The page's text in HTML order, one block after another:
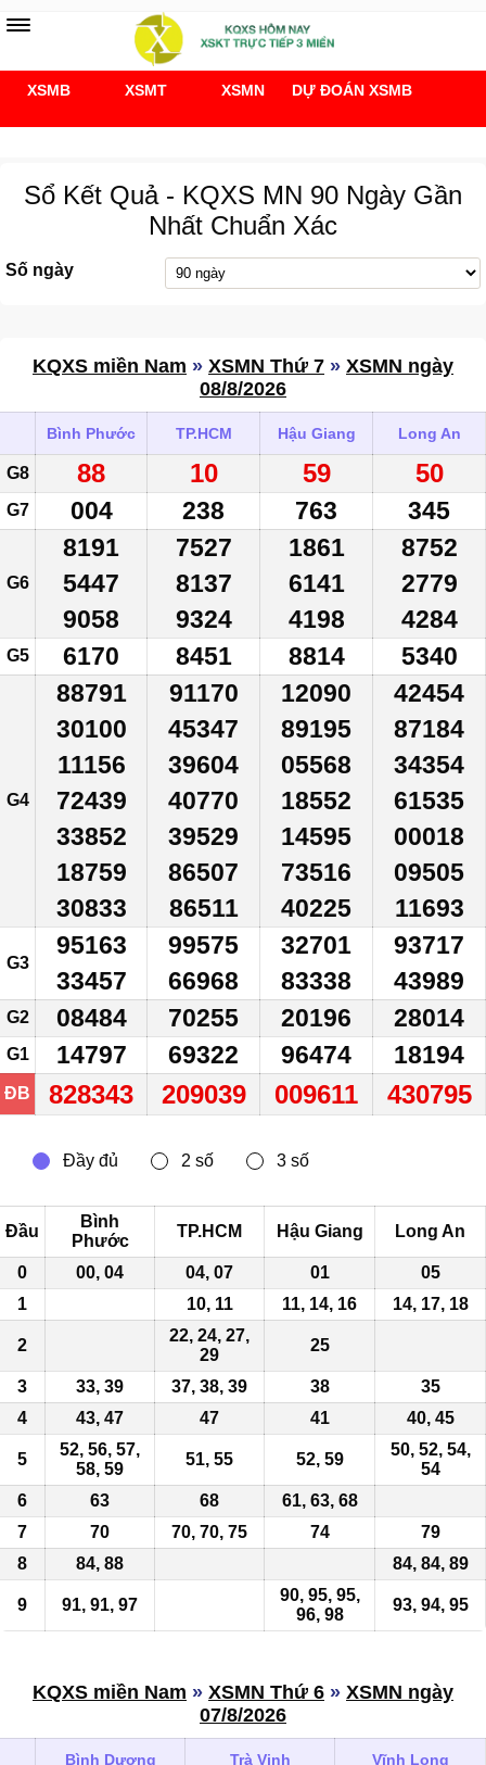
XSMB XSMT XSMN DỰ ĐOÁN XSMB
Sổ Kết Quả - KQXS MN 90 Ngày Gần
Nhất Chuẩn Xác
Số ngày
KQXS miền Nam » XSMN Thứ 7 » XSMN ngày
08/8/2026
Bình Phước TP.HCM Hậu Giang Long An
G8 88 10 59 50
G7 004 238 763 345
G6
8191
5447
9058
7527
8137
9324
1861
6141
4198
8752
2779
4284
G5 6170 8451 8814 5340
G4
88791
30100
11156
72439
33852
18759
30833
91170
45347
39604
40770
39529
86507
86511
12090
89195
05568
18552
14595
73516
40225
42454
87184
34354
61535
00018
09505
11693
G3
95163
33457
99575
66968
32701
83338
93717
43989
G2 08484 70255 20196 28014
G1 14797 69322 96474 18194
ĐB 828343 209039 009611 430795
Đầu
Bình
Phước
TP.HCM Hậu Giang Long An
0 00, 04 04, 07 01
05
1
10, 11 11, 14, 16 14, 17, 18
2
22, 24, 27,
29
25
3 33, 39 37, 38, 39 38
35
4
43, 47 47 41 40, 45
5
52, 56, 57,
58, 59
51, 55 52, 59
50, 52, 54,
54
6
63 68
61, 63, 68
7
70 70, 70, 75 74
79
8
84, 88 84, 84, 89
9 91, 91, 97
90, 95, 95,
96, 98
93, 94, 95
KQXS miền Nam » XSMN Thứ 6 » XSMN ngày
07/8/2026
Bình Dương Trà Vinh Vĩnh Long